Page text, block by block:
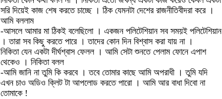
সরি দিয়েই কাজ শেষ করতে চাচ্ছে । ঠিক যেমনটা দেশের রাজনীতিবীদরা করে ।
আমি বললাম
-আসলে আমার মা ঠিকই বলেছিলো । একজন পলিটেশিয়ান সব সময়ই পলিটেশিয়ান
। তারা সব কিছু করতে পারে । তাদের কোন দিন বিশ্বাস করা যায় না ।
নিকিতা যেন একটা দীর্ঘশ্বাস ফেলল । আমি সেটা শুনতে পেলাম ফোনে এপাশ
থেকেও । নিকিতা বলল
-আমি জানি না তুমি কি করবে । তবে তোমার কাছে আমি অপরাধী । তুমি যদি
এখন চাও অডিও ক্লিট টা আপলোড করতে পারো । আমি আর বাধা দিবো না
তোমাকে !